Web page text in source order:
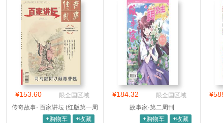
¥153.60
限全国区域
传奇故事· 百家讲坛 (红版第一周
刊）
+购物车 +收藏
¥184.32
限全国区域
故事家·第二周刊
+购物车
+收藏